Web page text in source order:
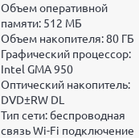
Объем оперативной
памяти: 512 МБ
Объем накопителя:80 ГБ
Графический процессор:
Intel GMA 950
Оптический накопитель:
DVD±RW DL
Тип сети: беспроводная
связь Wi-Fi подключение